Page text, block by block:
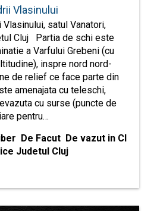
Vlasinului
satul Vanatori,
Cluj Partia de schi este
a Varfului Grebeni (cu
inspre nord nord-
de relief ce face parte din
amenajata cu teleschi,
cu surse (puncte de
pentru…
De Facut De vazut in Cl
Judetul Cluj